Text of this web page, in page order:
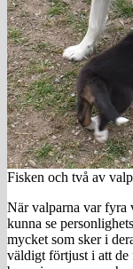
Fisken och två av
När valparna var fyra
kunna se
mycket som sker i
väldigt förtjust i att de